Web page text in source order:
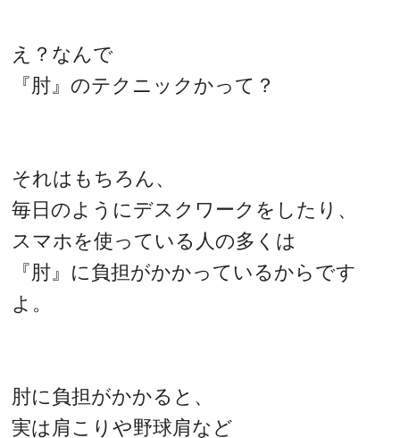
え？なんで
『肘』のテクニックかって？
それはもちろん、
毎日のようにデスクワークをしたり、
スマホを使っている人の多くは
『肘』に負担がかかっているからです
よ。
肘に負担がかかると、
実は肩こりや野球肩など